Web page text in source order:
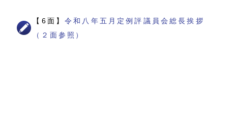
【6面】令和八年五月定例評議員会総長挨拶
（２面参照）